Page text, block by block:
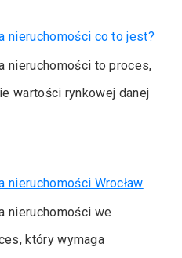
nieruchomości co to jest?
nieruchomości to proces,
wartości rynkowej danej
nieruchomości Wrocław
nieruchomości we
który wymaga